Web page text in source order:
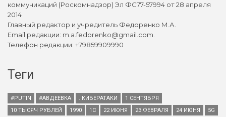
коммуникаций (Роскомнадзор) Эл ФС77-57994 от 28 апреля
2014
Главный редактор и учредитель Федоренко М.А.
Email редакции: m.a.fedorenko@gmail.com.
Телефон редакции: +79859909990
Теги
#PUTIN #АВДЕЕВКА . КИБЕРАТАКИ
1 СЕНТЯБРЯ
10 ТЫСЯЧ РУБЛЕЙ
1990 1С 22 ИЮНЯ 23 ФЕВРАЛЯ 24 ИЮНЯ
5G